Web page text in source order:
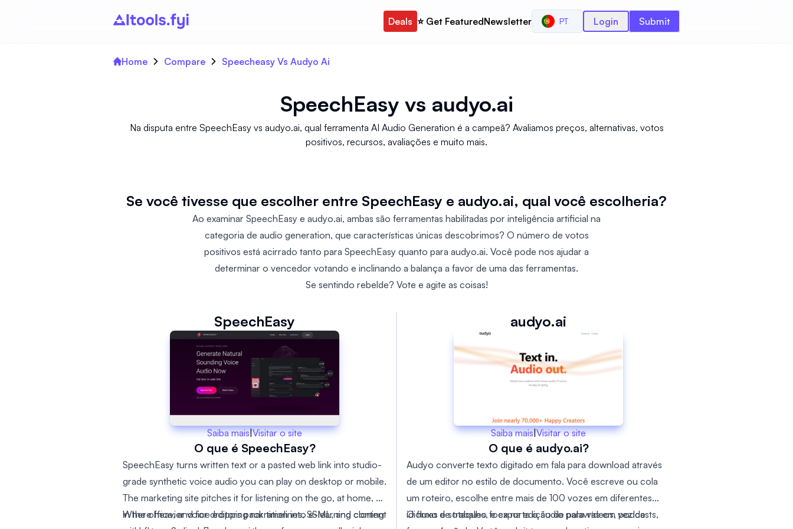
Deals ⭐️ Get FeaturedNewsletter PT Login Submit
Home Compare Speecheasy Vs Audyo Ai
SpeechEasy vs audyo.ai
Na disputa entre SpeechEasy vs audyo.ai, qual ferramenta AI Audio Generation é a campeã? Avaliamos preços, alternativas, votos
positivos, recursos, avaliações e muito mais.
Se você tivesse que escolher entre SpeechEasy e audyo.ai, qual você escolheria?
Ao examinar SpeechEasy e audyo.ai, ambas são ferramentas habilitadas por inteligência artificial na
categoria de audio generation, que características únicas descobrimos? O número de votos
positivos está acirrado tanto para SpeechEasy quanto para audyo.ai. Você pode nos ajudar a
determinar o vencedor votando e inclinando a balança a favor de uma das ferramentas.
Se sentindo rebelde? Vote e agite as coisas!
SpeechEasy
Saiba mais|Visitar o site
O que é SpeechEasy?
SpeechEasy turns written text or a pasted web link into studio-
grade synthetic voice audio you can play on desktop or mobile.
The marketing site pitches it for listening on the go, at home, or
in the office, and for dropping narration into e-learning content
Where heavier voice editors pack timelines, SSML, and cloning
audyo.ai
Saiba mais|Visitar o site
O que é audyo.ai?
Audyo converte texto digitado em fala para download através
de um editor no estilo de documento. Você escreve ou cola
um roteiro, escolhe entre mais de 100 vozes em diferentes
idiomas e sotaques, e exporta o áudio para vídeos, podcasts,
O fluxo de trabalho foca na edição de palavras em vez de